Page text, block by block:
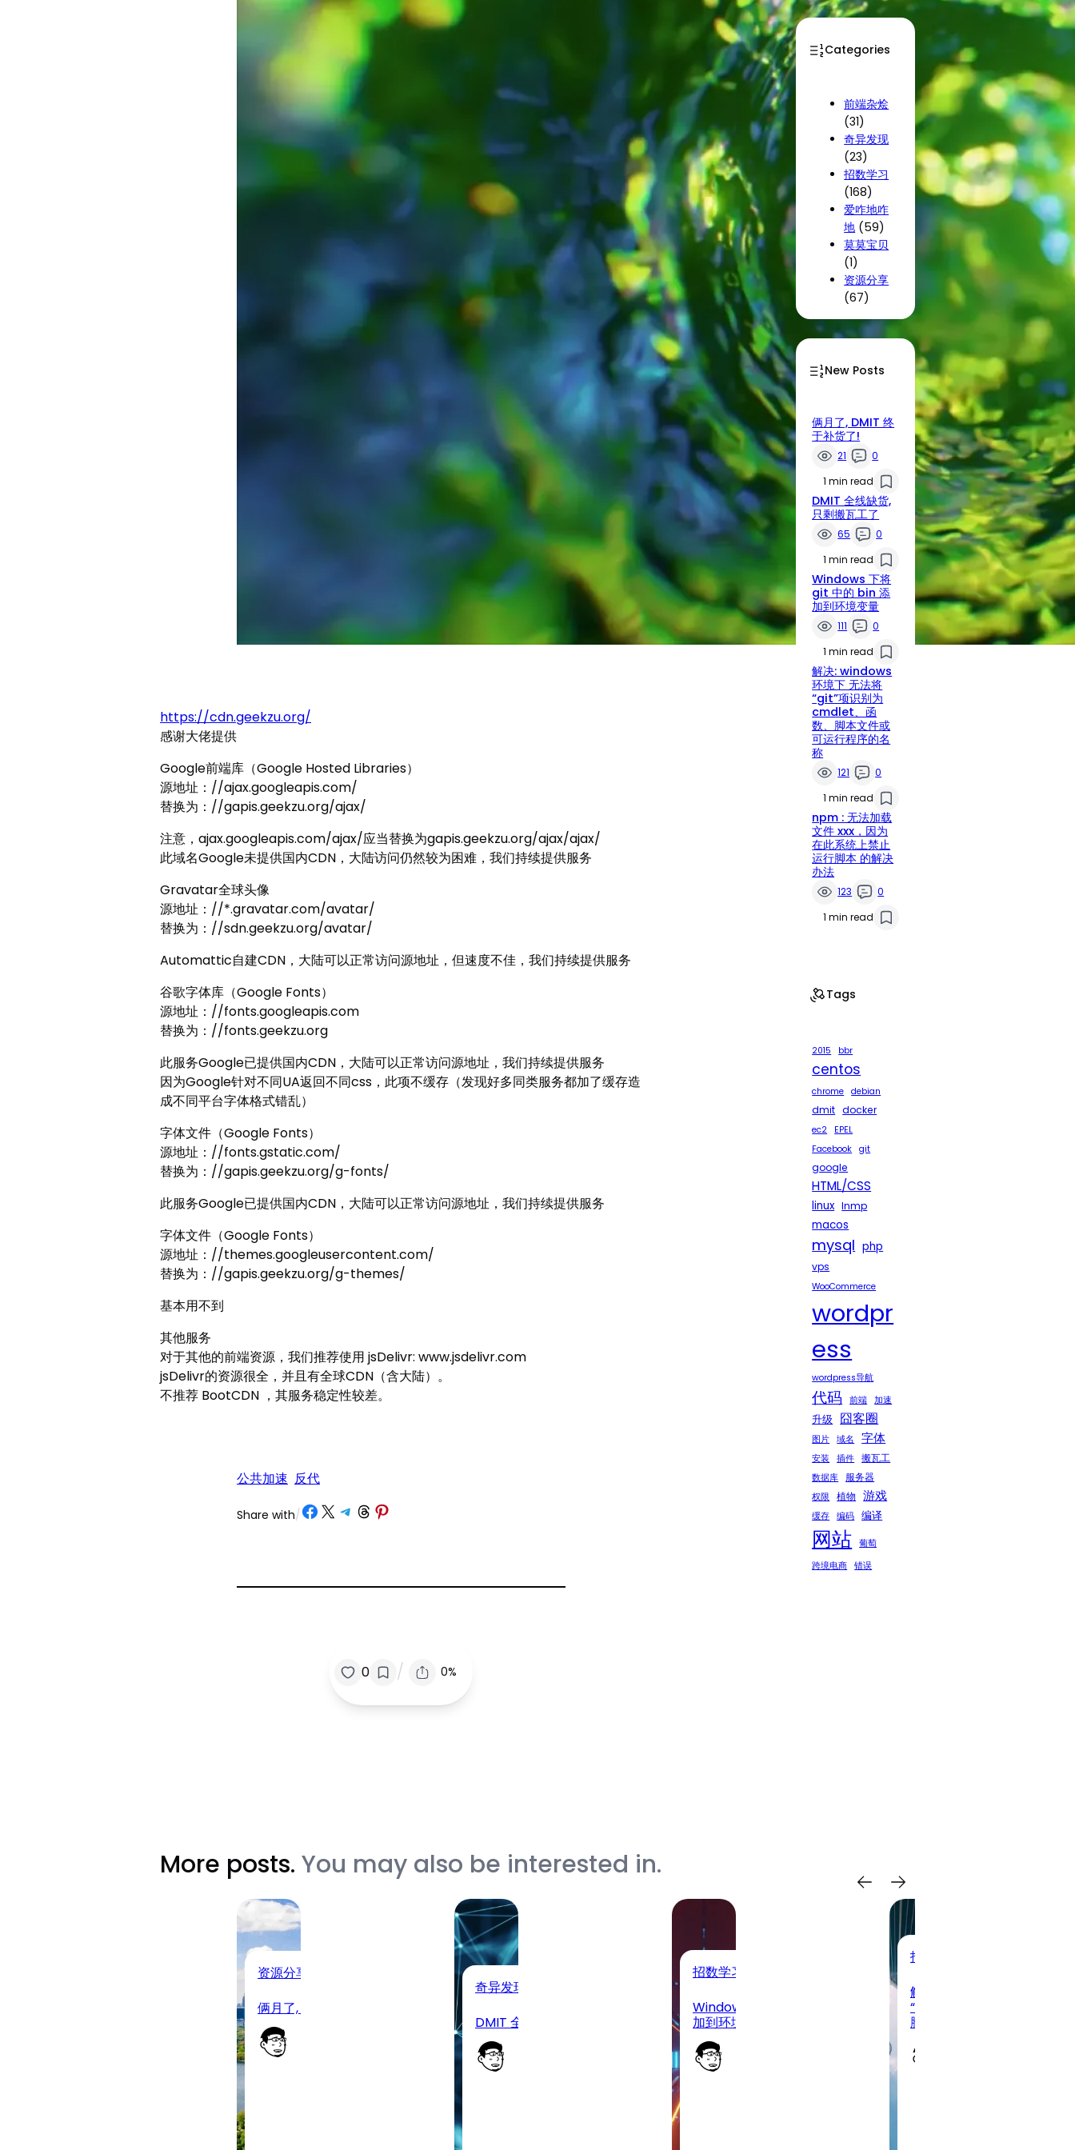
https://cdn.geekzu.org/
感谢大佬提供
Google前端库（Google Hosted Libraries）
源地址：//ajax.googleapis.com/
替换为：//gapis.geekzu.org/ajax/
注意，ajax.googleapis.com/ajax/应当替换为gapis.geekzu.org/ajax/ajax/
此域名Google未提供国内CDN，大陆访问仍然较为困难，我们持续提供服务
Gravatar全球头像
源地址：//*.gravatar.com/avatar/
替换为：//sdn.geekzu.org/avatar/
Automattic自建CDN，大陆可以正常访问源地址，但速度不佳，我们持续提供服务
谷歌字体库（Google Fonts）
源地址：//fonts.googleapis.com
替换为：//fonts.geekzu.org
此服务Google已提供国内CDN，大陆可以正常访问源地址，我们持续提供服务
因为Google针对不同UA返回不同css，此项不缓存（发现好多同类服务都加了缓存造
成不同平台字体格式错乱）
字体文件（Google Fonts）
源地址：//fonts.gstatic.com/
替换为：//gapis.geekzu.org/g-fonts/
此服务Google已提供国内CDN，大陆可以正常访问源地址，我们持续提供服务
字体文件（Google Fonts）
源地址：//themes.googleusercontent.com/
替换为：//gapis.geekzu.org/g-themes/
基本用不到
其他服务
对于其他的前端资源，我们推荐使用 jsDelivr: www.jsdelivr.com
jsDelivr的资源很全，并且有全球CDN（含大陆）。
不推荐 BootCDN ，其服务稳定性较差。
公共加速 反代
Share with/ Share on Facebook Share on X Share on Telegram Share on Threads Share on Pinterest
0 / 0%
Categories
前端杂烩
(31)
奇异发现
(23)
招数学习
(168)
爱咋地咋
地 (59)
莫莫宝贝
(1)
资源分享
(67)
New Posts
俩月了, DMIT 终
于补货了!
21
0
1 min read
DMIT 全线缺货,
只剩搬瓦工了
65
0
1 min read
Windows 下将
git 中的 bin 添
加到环境变量
111
0
1 min read
解决: windows
环境下 无法将
“git”项识别为
cmdlet、函
数、脚本文件或
可运行程序的名
称
121
0
1 min read
npm : 无法加载
文件 xxx，因为
在此系统上禁止
运行脚本 的解决
办法
123
0
1 min read
Tags
2015 bbr
centos
chrome debian
dmit docker
ec2
EPEL
Facebook
git
google
HTML/CSS
linux lnmp
macos
mysql php
vps
WooCommerce
wordpr
ess
wordpress导航
代码 前端 加速
升级 囧客圈
图片 域名 字体
安装 插件 搬瓦工
数据库 服务器
权限 植物 游戏
缓存 编码 编译
网站
葡萄
跨境电商
错误
More posts. You may also be interested in.
资源分享
俩月了, DMIT 终于补货了!
奇异发现
DMIT 全线缺货, 只剩搬瓦工了
招数学习
Windows 下将 git 中的 bin 添
加到环境变量
招数学习
解决: windows 环境下 无法
“git”项识别为 cmdlet、函
脚本文件或可运行程序的名